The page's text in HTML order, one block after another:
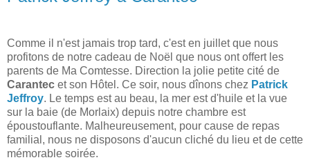
Comme il n'est jamais trop tard, c'est en juillet que nous
profitons de notre cadeau de Noël que nous ont offert les
parents de Ma Comtesse. Direction la jolie petite cité de
Carantec et son Hôtel. Ce soir, nous dînons chez Patrick
Jeffroy. Le temps est au beau, la mer est d'huile et la vue
sur la baie (de Morlaix) depuis notre chambre est
époustouflante. Malheureusement, pour cause de repas
familial, nous ne disposons d'aucun cliché du lieu et de cette
mémorable soirée.